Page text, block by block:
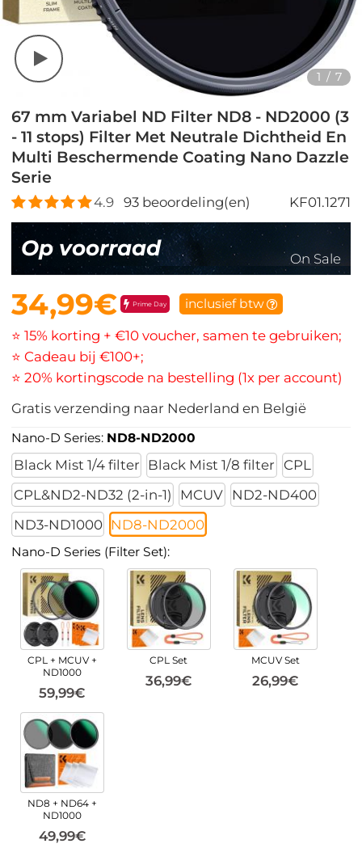
1 / 7
67 mm Variabel ND Filter ND8 - ND2000 (3
- 11 stops) Filter Met Neutrale Dichtheid En
Multi Beschermende Coating Nano Dazzle
Serie
4.9 93beoordeling(en) KF01.1271
Op voorraad On Sale
34,99€ Prime Day inclusief btw
⭐ 15% korting + €10 voucher, samen te gebruiken;
⭐ Cadeau bij €100+;
⭐ 20% kortingscode na bestelling (1x per account)
Gratis verzending naar Nederland en België
Nano-D Series: ND8-ND2000
Black Mist 1/4 filter Black Mist 1/8 filter
CPL
CPL&ND2-ND32 (2-in-1)
MCUV
ND2-ND400
ND3-ND1000 ND8-ND2000
Nano-D Series (Filter Set):
CPL + MCUV +
ND1000
59,99€
CPL Set
36,99€
MCUV Set
26,99€
ND8 + ND64 +
ND1000
49,99€